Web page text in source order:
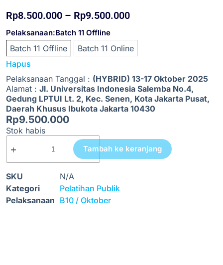
Rp8.500.000 – Rp9.500.000
SKU
N/A
Kategori
Pelatihan Publik
Pelaksanaan B10 / Oktober
Pelaksanaan:Batch 11 Offline
Batch 11 Offline
Batch 11 Online
Hapus
Pelaksanaan Tanggal : (HYBRID) 13-17 Oktober 2025
Alamat : Jl. Universitas Indonesia Salemba No.4,
Gedung LPTUI Lt. 2, Kec. Senen, Kota Jakarta Pusat,
Daerah Khusus Ibukota Jakarta 10430
Rp9.500.000
Stok habis
Tambah ke keranjang